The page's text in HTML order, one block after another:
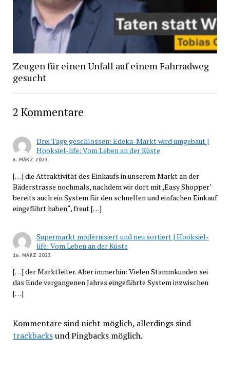
Zeugen für einen Unfall auf einem Fahrradweg
gesucht
2 Kommentare
Drei Tage geschlossen: Edeka-Markt wird umgebaut |
Hooksiel-life: Vom Leben an der Küste
6. MÄRZ 2023
[…] die Attraktivität des Einkaufs in unserem Markt an der
Bäderstrasse nochmals, nachdem wir dort mit ,Easy Shopper‘
bereits auch ein System für den schnellen und einfachen Einkauf
eingeführt haben“, freut […]
Supermarkt modernisiert und neu sortiert | Hooksiel-
life: Vom Leben an der Küste
16. MÄRZ 2023
[…] der Marktleiter. Aber immerhin: Vielen Stammkunden sei
das Ende vergangenen Jahres eingeführte System inzwischen
[…]
Kommentare sind nicht möglich, allerdings sind
trackbacksund Pingbacks möglich.